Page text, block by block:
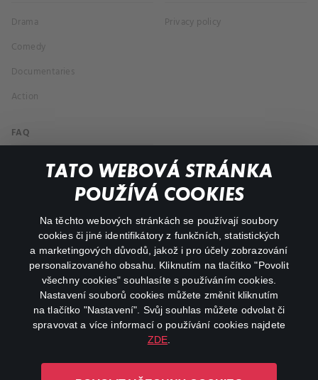
TATO WEBOVÁ STRÁNKA
POUŽÍVÁ COOKIES
Na těchto webových stránkách se používají soubory
cookies či jiné identifikátory z funkčních, statistických
a marketingových důvodů, jakož i pro účely zobrazování
personalizovaného obsahu. Kliknutím na tlačítko "Povolit
všechny cookies" souhlasíte s používáním cookies.
Nastavení souborů cookies můžete změnit kliknutím
na tlačítko "Nastavení". Svůj souhlas můžete odvolat či
spravovat a více informací o používání cookies najdete
ZDE
Drama
Comedy
Documentaries
Action
Privacy policy
FAQ
My profile
facebookinstagram
youtube